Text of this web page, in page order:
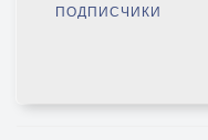
ПОДПИСЧИКИ